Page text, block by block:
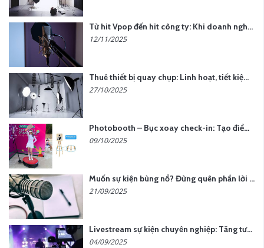
Từ hit Vpop đến hit công ty: Khi doanh nghiệp muốn tạo dấu ấn với lời hát riêng
12/11/2025
Thuê thiết bị quay chụp: Linh hoạt, tiết kiệm, hiệu quả
27/10/2025
Photobooth – Bục xoay check-in: Tạo điểm nhấn cho sự kiện của bạn
09/10/2025
Muốn sự kiện bùng nổ? Đừng quên phần lời hát đậm chất riêng
21/09/2025
Livestream sự kiện chuyên nghiệp: Tăng tương tác, nâng tầm thương hiệu
04/09/2025